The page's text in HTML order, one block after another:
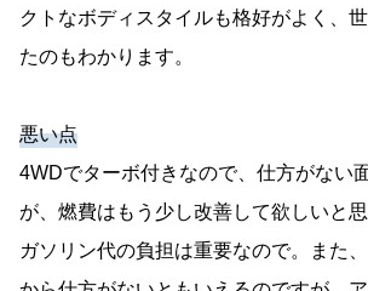
クトなボディスタイルも格好がよく、
たのもわかります。
悪い点
4WDでターボ付きなので、仕方がない
が、燃費はもう少し改善して欲しいと
ガソリン代の負担は重要なので。また